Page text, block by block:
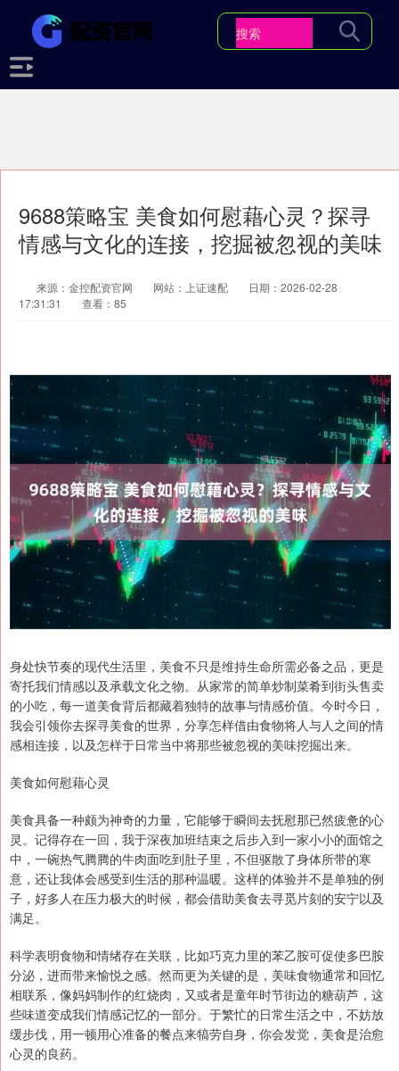
9688策略宝 美食如何慰藉心灵？探寻
情感与文化的连接，挖掘被忽视的美味
来源：金控配资官网 网站：上证速配
日期：2026-02-28
17:31:31
查看：85
身处快节奏的现代生活里，美食不只是维持生命所需必备之品，更是
寄托我们情感以及承载文化之物。从家常的简单炒制菜肴到街头售卖
的小吃，每一道美食背后都藏着独特的故事与情感价值。今时今日，
我会引领你去探寻美食的世界，分享怎样借由食物将人与人之间的情
感相连接，以及怎样于日常当中将那些被忽视的美味挖掘出来。
美食如何慰藉心灵
美食具备一种颇为神奇的力量，它能够于瞬间去抚慰那已然疲惫的心
灵。记得存在一回，我于深夜加班结束之后步入到一家小小的面馆之
中，一碗热气腾腾的牛肉面吃到肚子里，不但驱散了身体所带的寒
意，还让我体会感受到生活的那种温暖。这样的体验并不是单独的例
子，好多人在压力极大的时候，都会借助美食去寻觅片刻的安宁以及
满足。
科学表明食物和情绪存在关联，比如巧克力里的苯乙胺可促使多巴胺
分泌，进而带来愉悦之感。然而更为关键的是，美味食物通常和回忆
相联系，像妈妈制作的红烧肉，又或者是童年时节街边的糖葫芦，这
些味道变成我们情感记忆的一部分。于繁忙的日常生活之中，不妨放
缓步伐，用一顿用心准备的餐点来犒劳自身，你会发觉，美食是治愈
心灵的良药。